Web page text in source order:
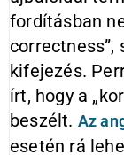
fordításban
correctness”,
kifejezés.
írt, hogy a
beszélt. Az
esetén rá